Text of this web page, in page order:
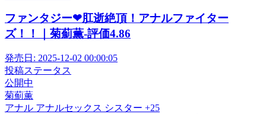
ファンタジー❤肛逝絶頂！アナルファイター
ズ！！｜菊薊薫-評価4.86
発売日: 2025-12-02 00:00:05
投稿ステータス
公開中
菊薊薫
アナル アナルセックス シスター +25